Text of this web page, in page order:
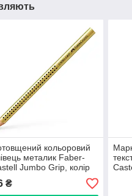
кольоровий
металик Faber-
Jumbo Grip, колір
110981
₴